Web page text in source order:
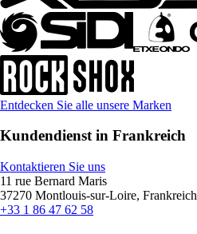
Entdecken Sie alle unsere Marken
Kundendienst in Frankreich
Kontaktieren Sie uns
11 rue Bernard Maris
37270 Montlouis-sur-Loire, Frankreich
+33 1 86 47 62 58